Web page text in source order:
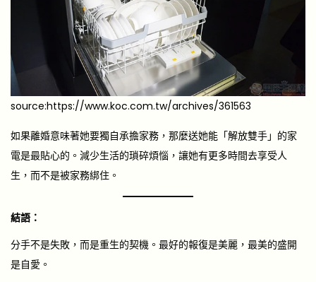
source:https://www.koc.com.tw/archives/361563
如果離婚意味著她要獨自承擔家務，那麼送她能「解放雙手」的家
電是最貼心的。減少生活的瑣碎煩惱，讓她有更多時間去享受人
生，而不是被家務綁住。
結語：
分手不是失敗，而是重生的契機。最好的報復是美麗，最美的盛開
是自愛。